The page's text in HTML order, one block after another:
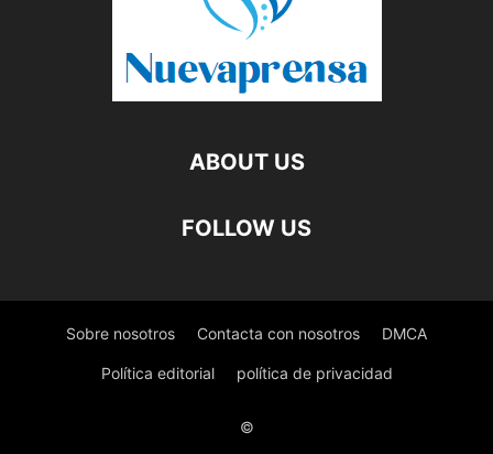
ABOUT US
FOLLOW US
Sobre nosotros Contacta con nosotros DMCA
Política editorial política de privacidad
©